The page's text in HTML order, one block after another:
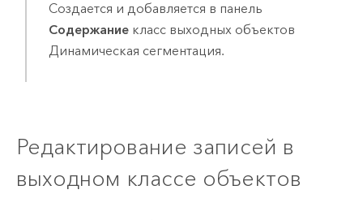
Создается и добавляется в панель
Содержаниекласс выходных объектов
Динамическая сегментация.
Редактирование записей в
выходном классе объектов